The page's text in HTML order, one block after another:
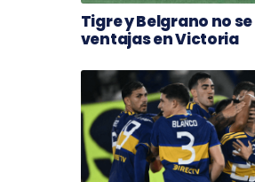
Tigre y Belgrano no
ventajas en Victoria